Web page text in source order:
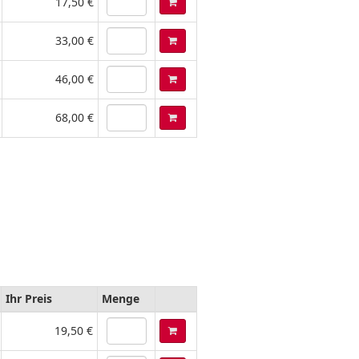
33,00 €
46,00 €
68,00 €
Ihr Preis Menge
19,50 €